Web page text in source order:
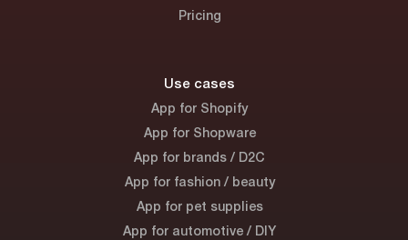
Pricing
Use cases
App for Shopify
App for Shopware
App for brands / D2C
App for fashion / beauty
App for pet supplies
App for automotive / DIY